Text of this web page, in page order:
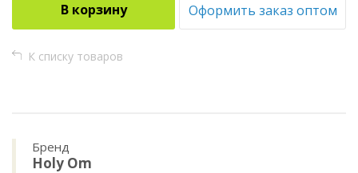
В корзину Оформить заказ оптом
К списку товаров
Бренд
Holy Om